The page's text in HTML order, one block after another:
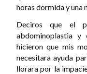
horas dormida y una
Deciros que el
abdominoplastia
hicieron que mis
necesitara ayuda
llorara por la